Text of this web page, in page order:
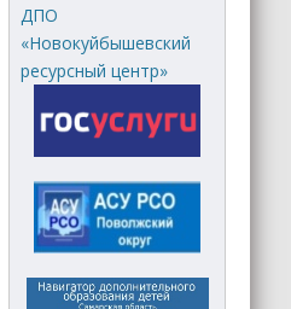
ДПО
«Новокуйбышевский
ресурсный центр»